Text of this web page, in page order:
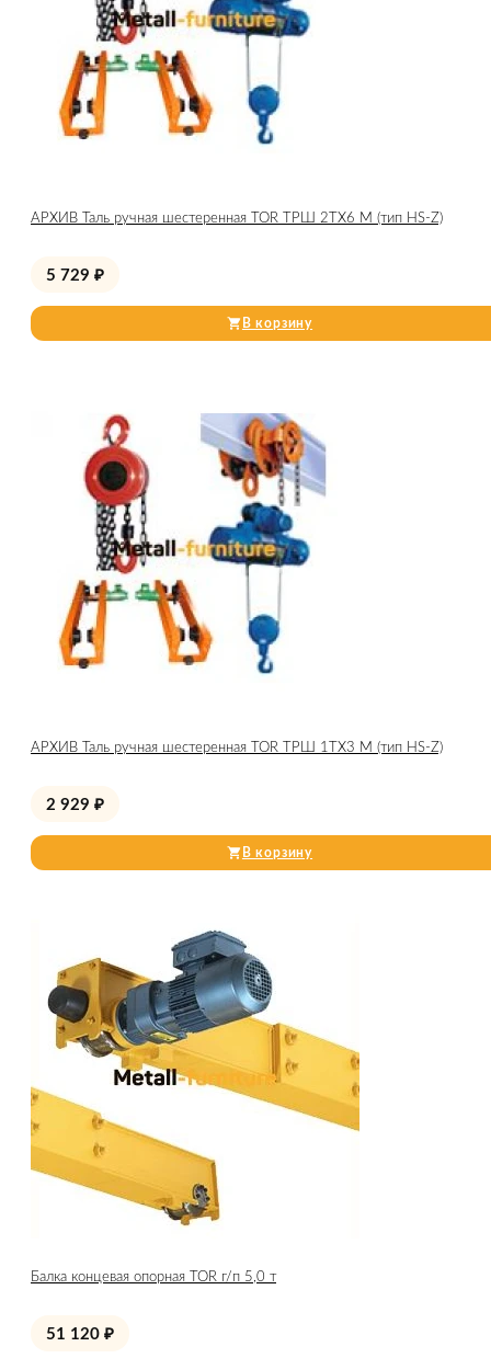
АРХИВ Таль ручная шестеренная TOR ТРШ 2ТХ6 М (тип HS-Z)
5 729 ₽
В корзину
АРХИВ Таль ручная шестеренная TOR ТРШ 1ТХ3 М (тип HS-Z)
2 929 ₽
В корзину
Балка концевая опорная TOR г/п 5,0 т
51 120 ₽